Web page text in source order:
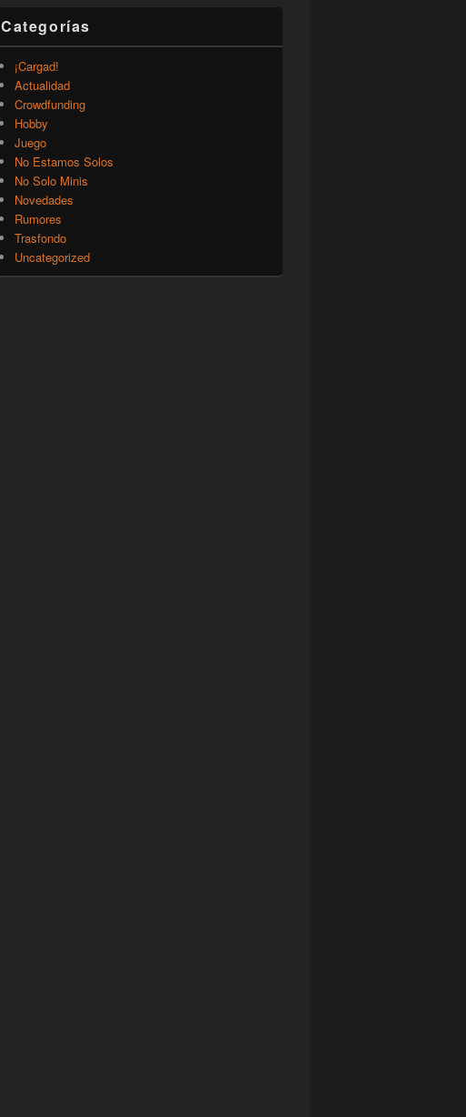
Categorías
¡Cargad!
Actualidad
Crowdfunding
Hobby
Juego
No Estamos Solos
No Solo Minis
Novedades
Rumores
Trasfondo
Uncategorized